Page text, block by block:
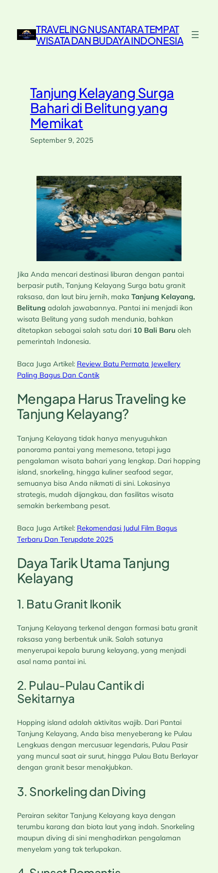
content
TRAVELING NUSANTARA TEMPAT
WISATA DAN BUDAYA INDONESIA
Tanjung Kelayang Surga
Bahari di Belitung yang
Memikat
September 9, 2025
Jika Anda mencari destinasi liburan dengan pantai
berpasir putih, Tanjung Kelayang Surga batu granit
raksasa, dan laut biru jernih, maka Tanjung Kelayang,
Belitung adalah jawabannya. Pantai ini menjadi ikon
wisata Belitung yang sudah mendunia, bahkan
ditetapkan sebagai salah satu dari 10 Bali Baru oleh
pemerintah Indonesia.
Baca Juga Artikel: Review Batu Permata Jewellery
Paling Bagus Dan Cantik
Mengapa Harus Traveling ke
Tanjung Kelayang?
Tanjung Kelayang tidak hanya menyuguhkan
panorama pantai yang memesona, tetapi juga
pengalaman wisata bahari yang lengkap. Dari hopping
island, snorkeling, hingga kuliner seafood segar,
semuanya bisa Anda nikmati di sini. Lokasinya
strategis, mudah dijangkau, dan fasilitas wisata
semakin berkembang pesat.
Baca Juga Artikel: Rekomendasi Judul Film Bagus
Terbaru Dan Terupdate 2025
Daya Tarik Utama Tanjung
Kelayang
1. Batu Granit Ikonik
Tanjung Kelayang terkenal dengan formasi batu granit
raksasa yang berbentuk unik. Salah satunya
menyerupai kepala burung kelayang, yang menjadi
asal nama pantai ini.
2. Pulau-Pulau Cantik di
Sekitarnya
Hopping island adalah aktivitas wajib. Dari Pantai
Tanjung Kelayang, Anda bisa menyeberang ke Pulau
Lengkuas dengan mercusuar legendaris, Pulau Pasir
yang muncul saat air surut, hingga Pulau Batu Berlayar
dengan granit besar menakjubkan.
3. Snorkeling dan Diving
Perairan sekitar Tanjung Kelayang kaya dengan
terumbu karang dan biota laut yang indah. Snorkeling
maupun diving di sini menghadirkan pengalaman
menyelam yang tak terlupakan.